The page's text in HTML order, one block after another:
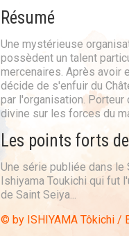
Résumé
Une mystérieuse
possèdent un talent
mercenaires. Après avoir
décide de s'enfuir du
par l'organisation.
divine sur les forces du
Les points forts
Une série publiée dans le
Ishiyama Toukichi qui fut
de Saint Seiya...
© by ISHIYAMA Tôkichi /